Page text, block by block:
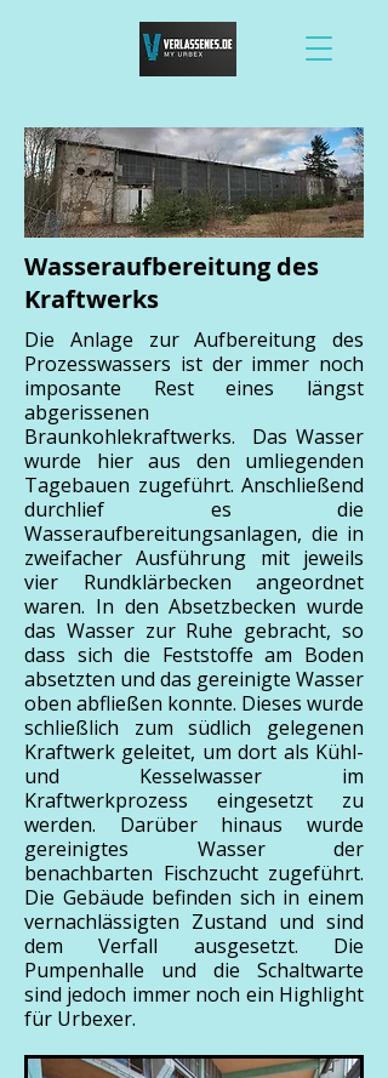
Wasseraufbereitung des
Kraftwerks
Die Anlage zur Aufbereitung des
Prozesswassers ist der immer noch
imposante Rest eines längst
abgerissenen
Braunkohlekraftwerks. Das Wasser
wurde hier aus den umliegenden
Tagebauen zugeführt. Anschließend
durchlief es die
Wasseraufbereitungsanlagen, die in
zweifacher Ausführung mit jeweils
vier Rundklärbecken angeordnet
waren. In den Absetzbecken wurde
das Wasser zur Ruhe gebracht, so
dass sich die Feststoffe am Boden
absetzten und das gereinigte Wasser
oben abfließen konnte. Dieses wurde
schließlich zum südlich gelegenen
Kraftwerk geleitet, um dort als Kühl-
und Kesselwasser im
Kraftwerkprozess eingesetzt zu
werden. Darüber hinaus wurde
gereinigtes Wasser der
benachbarten Fischzucht zugeführt.
Die Gebäude befinden sich in einem
vernachlässigten Zustand und sind
dem Verfall ausgesetzt. Die
Pumpenhalle und die Schaltwarte
sind jedoch immer noch ein Highlight
für Urbexer.